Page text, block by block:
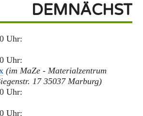
DEMNÄCHST
Uhr:
Uhr:
(im MaZe - Materialzentrum
17 35037 Marburg)
Uhr:
Uhr: